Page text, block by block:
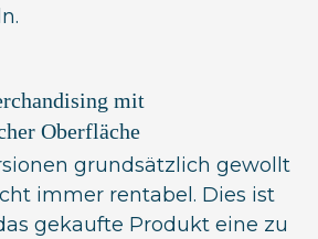
mit
Oberfläche
grundsätzlich gewollt
immer rentabel. Dies ist
gekaufte Produkt eine zu